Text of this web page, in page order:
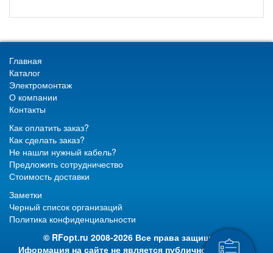
Главная
Каталог
Электромонтаж
О компании
Контакты
Как оплатить заказ?
Как сделать заказ?
Не нашли нужный кабель?
Предложить сотрудничество
Стоимость доставки
Заметки
Черный список организаций
Политика конфиденциальности
© RFopt.ru 2008-2026 Все права защищены.
Иформация на сайте не является публичной офертой.